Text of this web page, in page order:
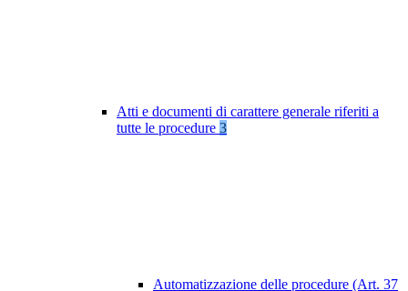
Atti e documenti di carattere generale riferiti a
tutte le procedure 3
Automatizzazione delle procedure (Art. 37